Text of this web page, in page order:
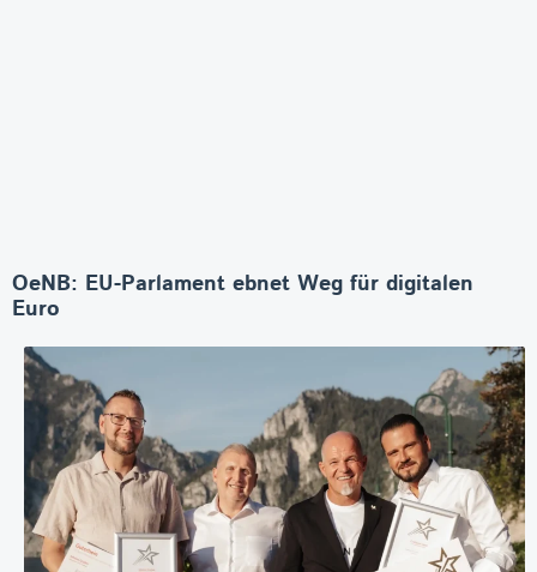
OeNB: EU-Parlament ebnet Weg für digitalen
Euro